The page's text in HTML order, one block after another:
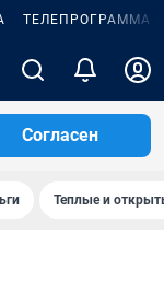
ТЕЛЕПРОГРАММА
Согласен
Теплые и